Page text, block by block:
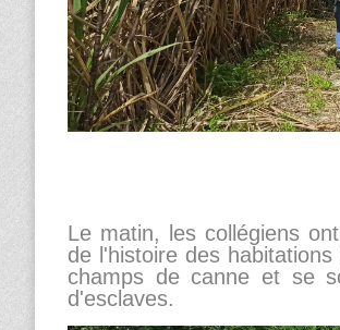
Le matin, les collégiens
de l'histoire des
champs de canne et se
d'esclaves.